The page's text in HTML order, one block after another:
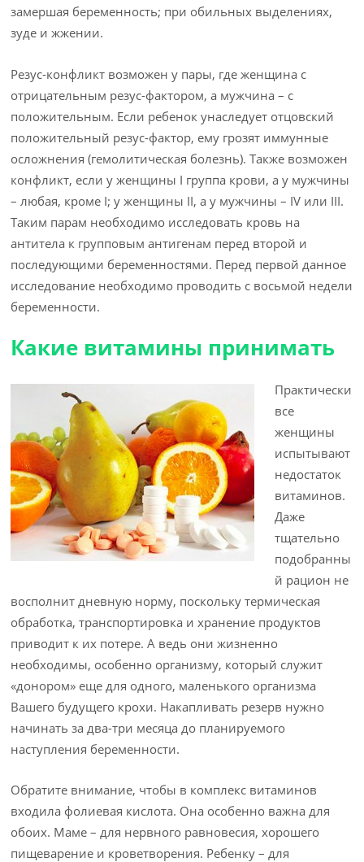
замершая беременность; при обильных выделениях,
зуде и жжении.
Резус-конфликт возможен у пары, где женщина с
отрицательным резус-фактором, а мужчина – с
положительным. Если ребенок унаследует отцовский
положительный резус-фактор, ему грозят иммунные
осложнения (гемолитическая болезнь). Также возможен
конфликт, если у женщины I группа крови, а у мужчины
– любая, кроме I; у женщины II, а у мужчины – IV или III.
Таким парам необходимо исследовать кровь на
антитела к групповым антигенам перед второй и
последующими беременностями. Перед первой данное
исследование необходимо проводить с восьмой недели
беременности.
Какие витамины принимать
Практически
все
женщины
испытывают
недостаток
витаминов.
Даже
тщательно
подобранны
й рацион не
восполнит дневную норму, поскольку термическая
обработка, транспортировка и хранение продуктов
приводит к их потере. А ведь они жизненно
необходимы, особенно организму, который служит
«донором» еще для одного, маленького организма
Вашего будущего крохи. Накапливать резерв нужно
начинать за два-три месяца до планируемого
наступления беременности.
Обратите внимание, чтобы в комплекс витаминов
входила фолиевая кислота. Она особенно важна для
обоих. Маме – для нервного равновесия, хорошего
пищеварение и кроветворения. Ребенку – для